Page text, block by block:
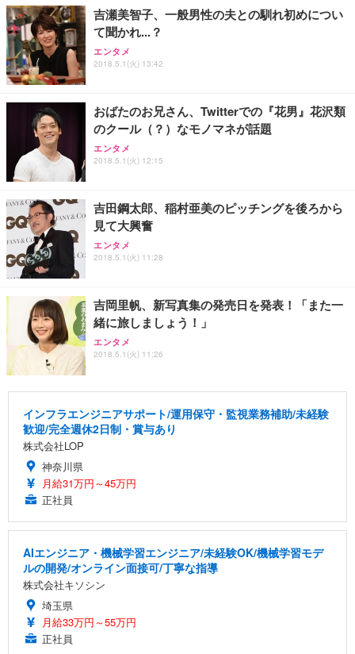
吉瀬美智子、一般男性の夫との馴れ初めについ
て聞かれ...？
エンタメ
2018.5.1(火) 13:42
おばたのお兄さん、Twitterでの『花男』花沢類
のクール（？）なモノマネが話題
エンタメ
2018.5.1(火) 12:15
吉田鋼太郎、稲村亜美のピッチングを後ろから
見て大興奮
エンタメ
2018.5.1(火) 11:28
吉岡里帆、新写真集の発売日を発表！「また一
緒に旅しましょう！」
エンタメ
2018.5.1(火) 11:26
インフラエンジニアサポート/運用保守・監視業務補助/未経験
歓迎/完全週休2日制・賞与あり
株式会社LOP
神奈川県
月給31万円～45万円
正社員
AIエンジニア・機械学習エンジニア/未経験OK/機械学習モデ
ルの開発/オンライン面接可/丁寧な指導
株式会社キソシン
埼玉県
月給33万円～55万円
正社員